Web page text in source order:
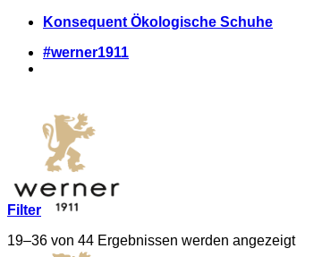
Zum
springen
Konsequent Ökologische Schuhe
#werner1911
Filter
19–36 von 44 Ergebnissen werden angezeigtNach